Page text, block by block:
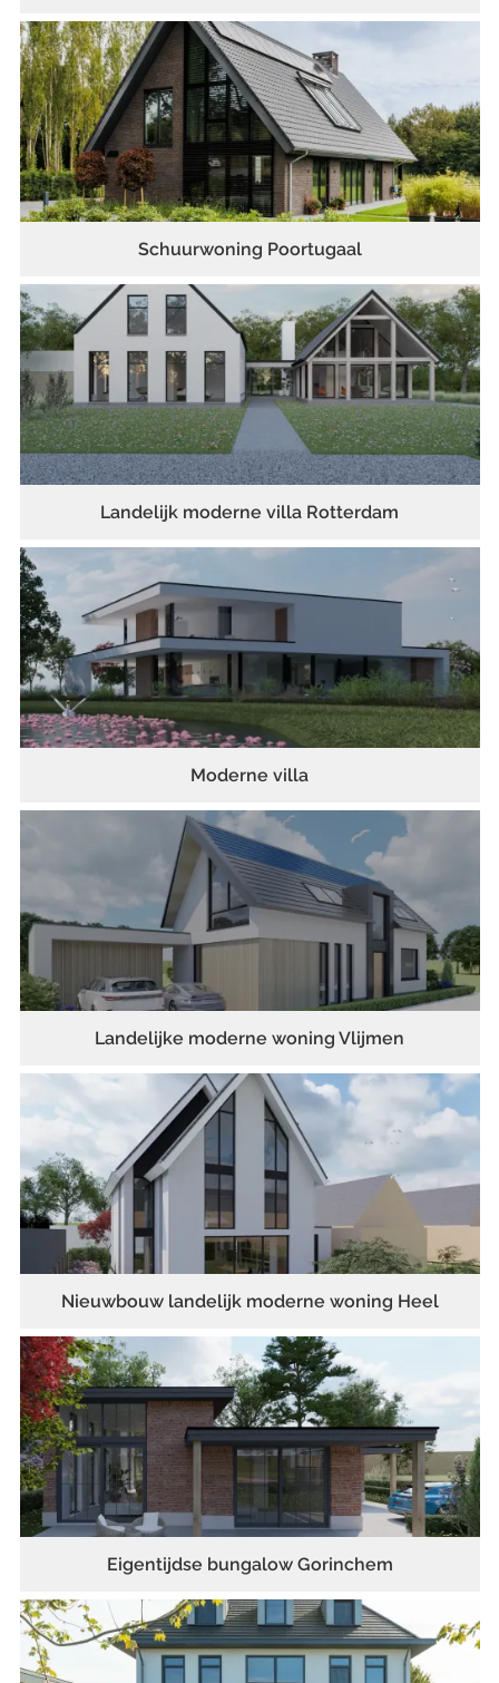
Schuurwoning Poortugaal
Landelijk moderne villa Rotterdam
Moderne villa
Landelijke moderne woning Vlijmen
Nieuwbouw landelijk moderne woning Heel
Eigentijdse bungalow Gorinchem